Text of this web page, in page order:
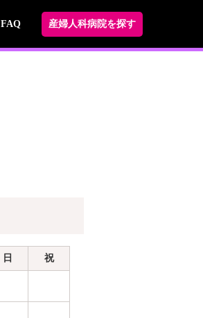
FAQ 産婦人科病院を探す
日 祝